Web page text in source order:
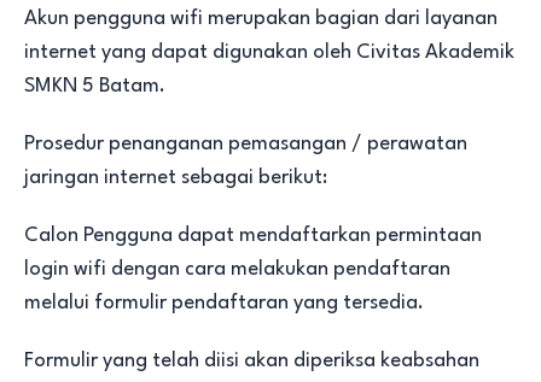
Akun pengguna wifi merupakan bagian dari layanan
internet yang dapat digunakan oleh Civitas Akademik
SMKN 5 Batam.
Prosedur penanganan pemasangan / perawatan
jaringan internet sebagai berikut:
Calon Pengguna dapat mendaftarkan permintaan
login wifi dengan cara melakukan pendaftaran
melalui formulir pendaftaran yang tersedia.
Formulir yang telah diisi akan diperiksa keabsahan